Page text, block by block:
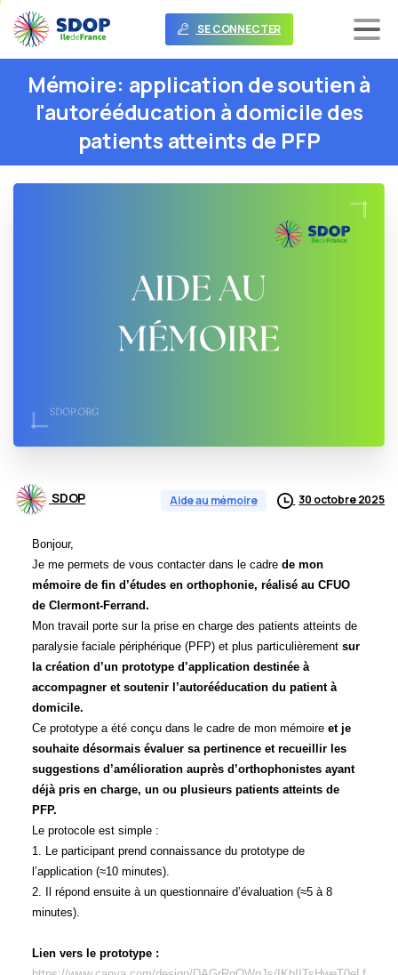
SE CONNECTER
Mémoire: application desoutienà
l'autorééducation àdomiciledes
patients atteints de PFP
SDOP Aide au mémoire 30 octobre 2025
Bonjour,
Je me permets de vous contacter dans le cadre de mon
mémoire de fin d’études en orthophonie, réalisé au CFUO
de Clermont-Ferrand.
Mon travail porte sur la prise en charge des patients atteints de
paralysie faciale périphérique (PFP) et plus particulièrement sur
la création d’un prototype d’application destinée à
accompagner et soutenir l’autorééducation du patient à
domicile.
Ce prototype a été conçu dans le cadre de mon mémoire et je
souhaite désormais évaluer sa pertinence et recueillir les
suggestions d’amélioration auprès d’orthophonistes ayant
déjà pris en charge, un ou plusieurs patients atteints de
PFP.
Le protocole est simple :
1. Le participant prend connaissance du prototype de
l’application (≈10 minutes).
2. Il répond ensuite à un questionnaire d’évaluation (≈5 à 8
minutes).
Lien vers le prototype :